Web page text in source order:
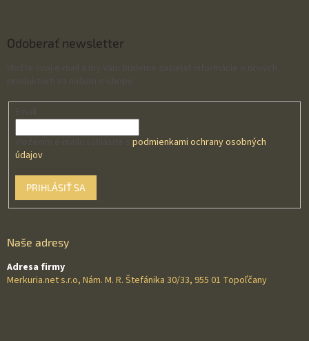
Odoberať newsletter
podmienkami ochrany osobných
údajov
PRIHLÁSIŤ SA
Naše adresy
Adresa firmy
Merkuria.net s.r.o, Nám. M. R. Štefánika 30/33, 955 01 Topoľčany